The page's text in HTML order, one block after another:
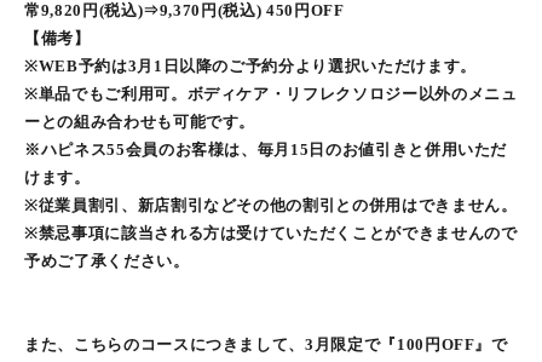
常9,820円(税込)⇒9,370円(税込) 450円OFF
【備考】
※WEB予約は3月1日以降のご予約分より選択いただけます。
※単品でもご利用可。ボディケア・リフレクソロジー以外のメニュ
ーとの組み合わせも可能です。
※ハピネス55会員のお客様は、毎月15日のお値引きと併用いただ
けます。
※従業員割引、新店割引などその他の割引との併用はできません。
※禁忌事項に該当される方は受けていただくことができませんので
予めご了承ください。
また、こちらのコースにつきまして、3月限定で『100円OFF』で